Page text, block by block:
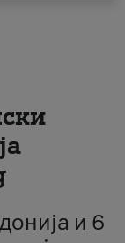
и 6